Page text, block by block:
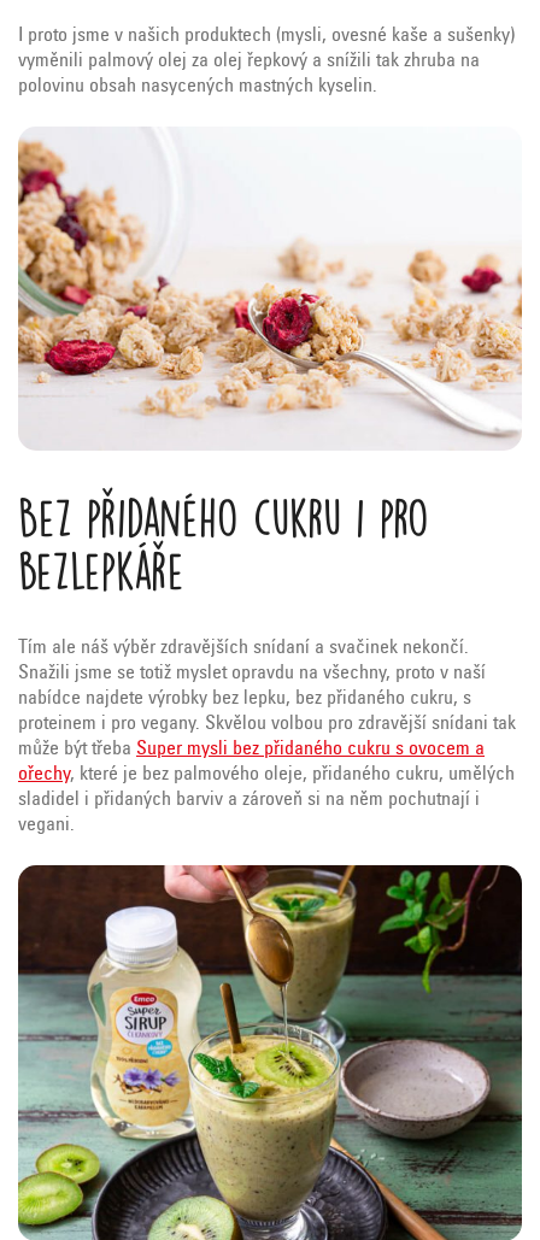
I proto jsme v našich produktech (mysli, ovesné kaše a sušenky)
vyměnili palmový olej za olej řepkový a snížili tak zhruba na
polovinu obsah nasycených mastných kyselin.
Bez přidaného cukru i pro
bezlepkáře
Tím ale náš výběr zdravějších snídaní a svačinek nekončí.
Snažili jsme se totiž myslet opravdu na všechny, proto v naší
nabídce najdete výrobky bez lepku, bez přidaného cukru, s
proteinem i pro vegany. Skvělou volbou pro zdravější snídani tak
může být třeba Super mysli bez přidaného cukru s ovocem a
ořechy, které je bez palmového oleje, přidaného cukru, umělých
sladidel i přidaných barviv a zároveň si na něm pochutnají i
vegani.